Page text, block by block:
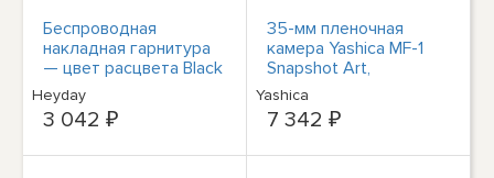
Беспроводная
накладная гарнитура
— цвет расцвета Black
& Gold
Heyday
3 042 ₽
35-мм пленочная
камера Yashica MF-1
Snapshot Art,
бирюзовый #YAS-
SACMF1-TU
Yashica
7 342 ₽